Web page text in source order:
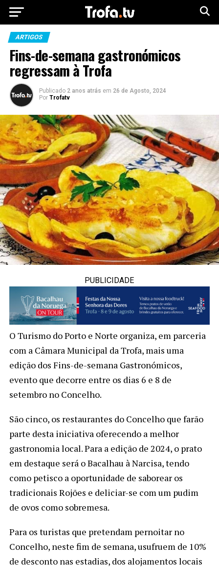
ARTIGOS
Fins-de-semana gastronómicos
regressam à Trofa
Publicado 2 anos atrás em 26 de Agosto, 2024
Por Trofatv
PUBLICIDADE
O Turismo do Porto e Norte organiza, em parceria
com a Câmara Municipal da Trofa, mais uma
edição dos Fins-de-semana Gastronómicos,
evento que decorre entre os dias 6 e 8 de
setembro no Concelho.
São cinco, os restaurantes do Concelho que farão
parte desta iniciativa oferecendo a melhor
gastronomia local. Para a edição de 2024, o prato
em destaque será o Bacalhau à Narcisa, tendo
como petisco a oportunidade de saborear os
tradicionais Rojões e deliciar-se com um pudim
de ovos como sobremesa.
Para os turistas que pretendam pernoitar no
Concelho, neste fim de semana, usufruem de 10%
de desconto nas estadias, dos alojamentos locais